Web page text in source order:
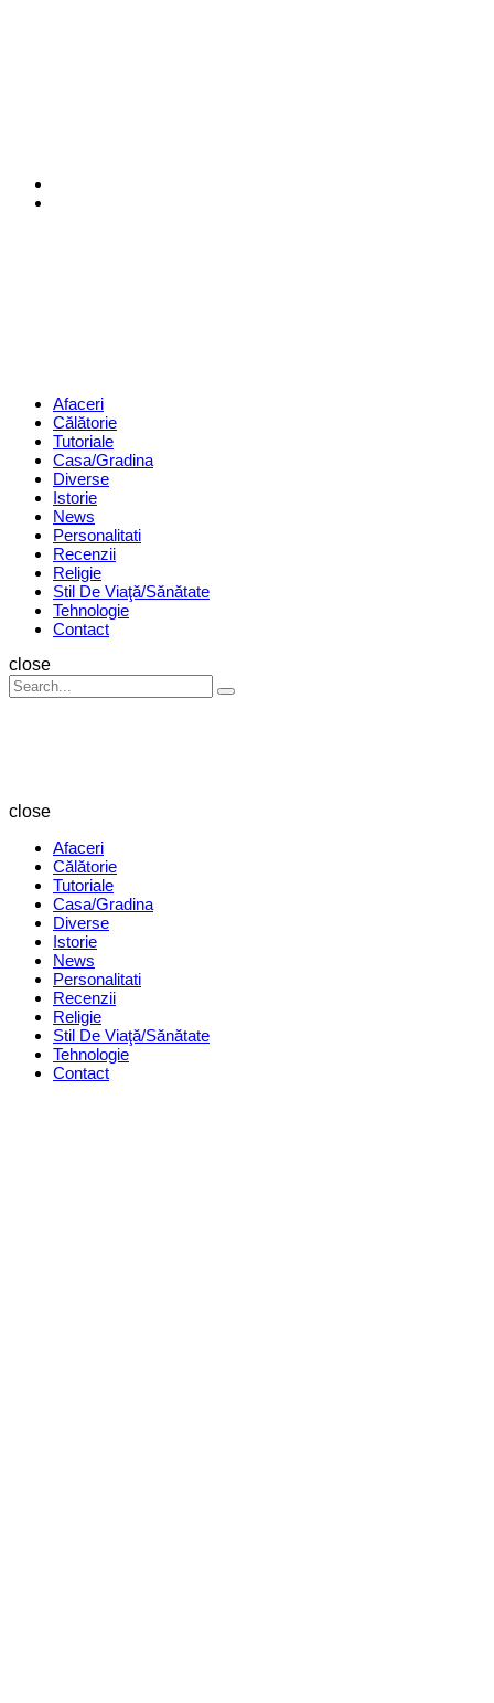
Menu Afaceri
Călătorie
Tutoriale
Casa/Gradina
Diverse
Istorie
News
Personalitati
Recenzii
Religie
Stil De Viaţă/Sănătate
Tehnologie
Contact
Search
close
Search
for:
Search
close
Afaceri
Călătorie
Tutoriale
Casa/Gradina
Diverse
Istorie
News
Personalitati
Recenzii
Religie
Stil De Viaţă/Sănătate
Tehnologie
Contact